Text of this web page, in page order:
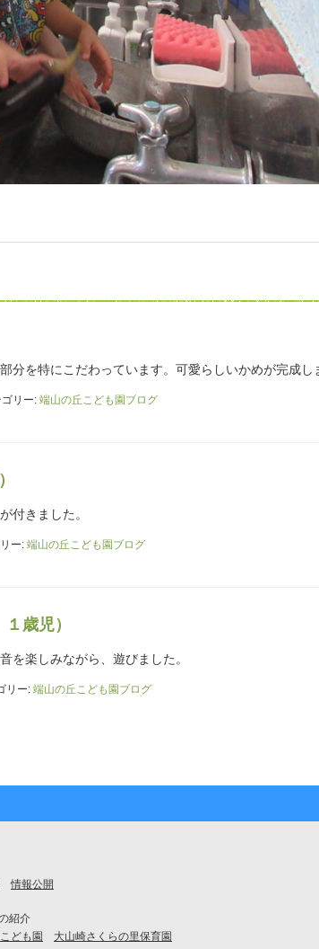
分を特にこだわっています。可愛らしいかめが完成し
ゴリー: 端山の丘こども園ブログ
付きました。
ー: 端山の丘こども園ブログ
歳児）
楽しみながら、遊びました。
リー: 端山の丘こども園ブログ
情報公開
紹介
ども園
大山崎さくらの里保育園